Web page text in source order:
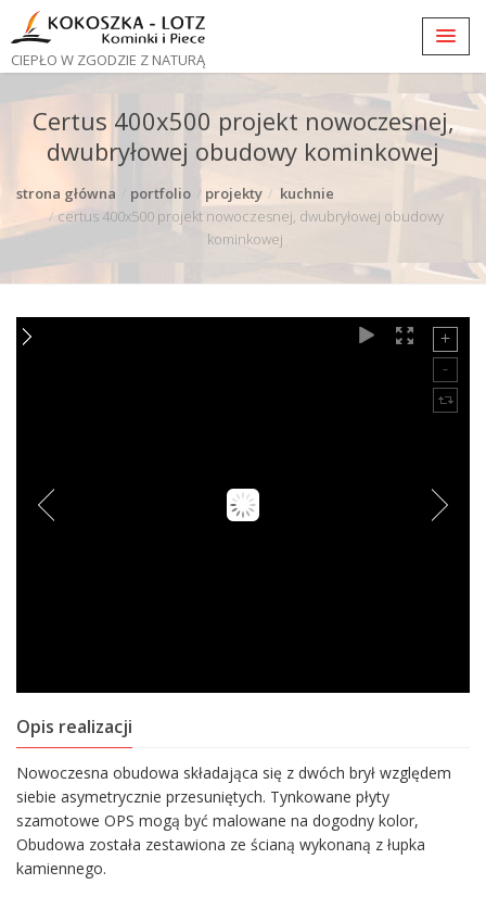
CIEPŁO W ZGODZIE Z NATURĄ
Certus 400x500 projekt nowoczesnej,
dwubryłowej obudowy kominkowej
strona główna portfolio projekty
kuchnie
certus 400x500 projekt nowoczesnej, dwubryłowej obudowy
kominkowej
Opis realizacji
Nowoczesna obudowa składająca się z dwóch brył względem
siebie asymetrycznie przesuniętych. Tynkowane płyty
szamotowe OPS mogą być malowane na dogodny kolor,
Obudowa została zestawiona ze ścianą wykonaną z łupka
kamiennego.